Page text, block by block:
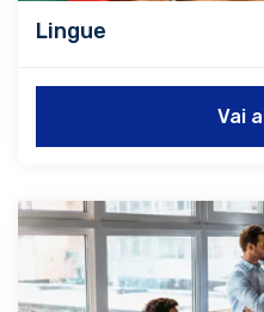
Lingue
Vai